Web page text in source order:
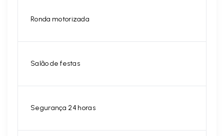
Ronda motorizada
Salão de festas
Segurança 24 horas